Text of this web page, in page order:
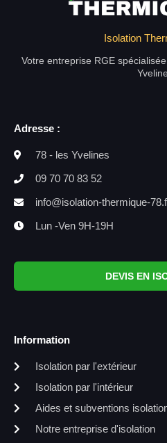
Isolation
Votre entreprise RGE
Adresse :
78 - les Yvelines
09 70 70 83 52
info@isolation-thermique-
Lun -Ven 9H-19H
DEVIS EN
Information
Isolation par l'extérieur
Isolation par l'intérieur
Aides et subventions
Notre entreprise d'isolation